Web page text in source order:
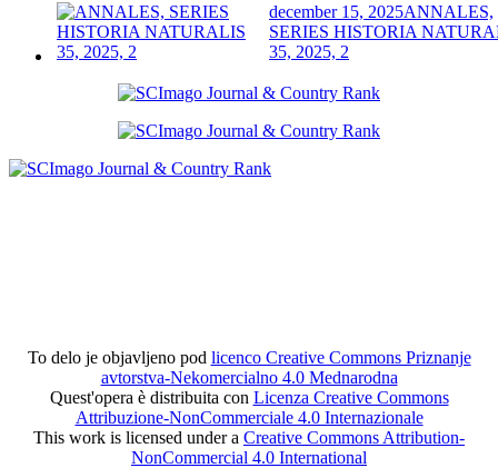
december 15, 2025ANNALES,
SERIES HISTORIA
35, 2025, 2
To delo je objavljeno pod licenco Creative Commons Priznanje
avtorstva-Nekomercialno 4.0 Mednarodna
Quest'opera è distribuita con Licenza Creative Commons
Attribuzione-NonCommerciale 4.0 Internazionale
This work is licensed under a Creative Commons Attribution-
NonCommercial 4.0 International